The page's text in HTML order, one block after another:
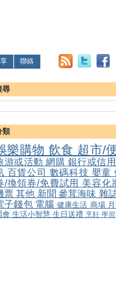
聯絡
尋
類
樂購物 飲食 超市/
游或活動 網購 銀行或信
百貨公司 數碼科技 嬰童
/換領券/免費試用 美容化
票其他 新聞參茸海味 雜
子錢包 電腦 健康生活 商場
會 生活小智慧 生日送禮 烹飪 學習